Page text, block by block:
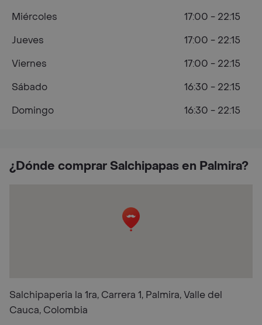
¿Dónde comprar Salchipapas en Palmira?
Salchipaperia la 1ra, Carrera 1, Palmira, Valle del
Cauca, Colombia
Miércoles
17:00 - 22:15
Jueves
17:00 - 22:15
Viernes
17:00 - 22:15
Sábado
16:30 - 22:15
Domingo
16:30 - 22:15